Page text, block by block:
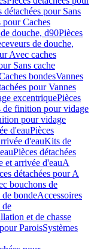
détachées pour Sans
pour Caches
douche, d90Pièces
de douche,
Avec caches
Sans cache
bondesVannes
pour Vannes
excentriquePièces
de finition pour vidage
pour vidage
d'eauPièces
d'eauKits de
Pièces détachées
arrivée d'eauA
détachées pour A
bouchons de
de bondeAccessoires
et de chasse
ParoisSystèmes